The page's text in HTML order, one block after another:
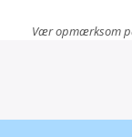
Vær opmærksom